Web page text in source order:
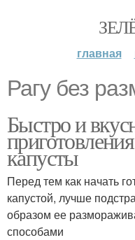
главная
Рагу без
Быстро и
капусты
Перед тем как начать
капустой, лучше
образом ее
способами